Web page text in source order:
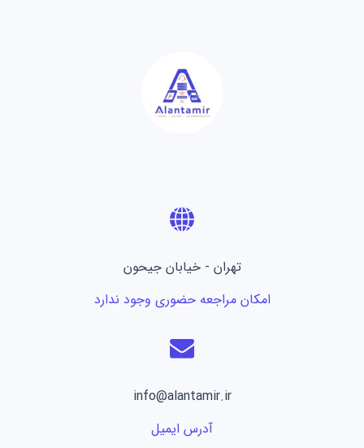
تهران - خیابان جیحون
امکان مراجعه حضوری وجود ندارد
info@alantamir.ir
آدرس ایمیل